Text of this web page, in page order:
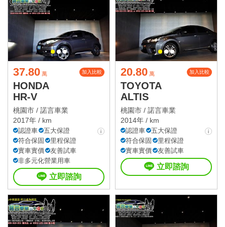
37.80 萬 加入比較
HONDA
HR-V
桃園市 / 諾言車業
2017年 / km
認證車
五大保證
符合保固
里程保證
實車實價
友善試車
非多元化營業用車
立即諮詢
20.80 萬 加入比較
TOYOTA
ALTIS
桃園市 / 諾言車業
2014年 / km
認證車
五大保證
符合保固
里程保證
實車實價
友善試車
立即諮詢